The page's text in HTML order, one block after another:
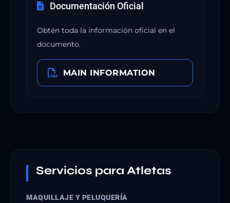
Documentación Oficial
Obtén toda la información oficial en el
documento.
MAIN INFORMATION
Servicios para Atletas
MAQUILLAJE Y PELUQUERÍA